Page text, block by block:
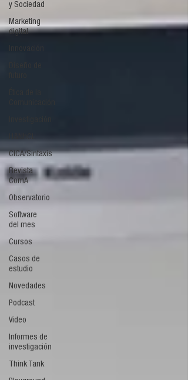
y Sociedad
Marketing
digital
CICA/Sintaxis
Revista
ComA
Observatorio
Software
del mes
Cursos
Casos de
estudio
Novedades
Podcast
Video
Informes de
investigación
Think Tank